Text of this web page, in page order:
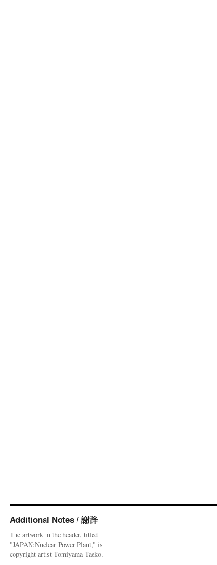
Additional Notes / 謝辞
The artwork in the header, titled
"JAPAN:Nuclear Power Plant," is
copyright artist Tomiyama Taeko.